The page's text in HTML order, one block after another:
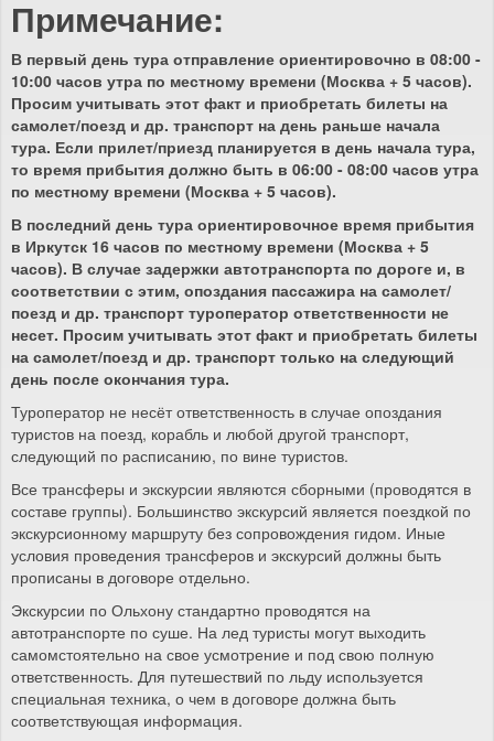
Примечание:
В первый день тура отправление ориентировочно в 08:00 -
10:00 часов утра по местному времени (Москва + 5 часов).
Просим учитывать этот факт и приобретать билеты на
самолет/поезд и др. транспорт на день раньше начала
тура. Если прилет/приезд планируется в день начала тура,
то время прибытия должно быть в 06:00 - 08:00 часов утра
по местному времени (Москва + 5 часов).
В последний день тура ориентировочное время прибытия
в Иркутск 16 часов по местному времени (Москва + 5
часов). В случае задержки автотранспорта по дороге и, в
соответствии с этим, опоздания пассажира на самолет/
поезд и др. транспорт туроператор ответственности не
несет. Просим учитывать этот факт и приобретать билеты
на самолет/поезд и др. транспорт только на следующий
день после окончания тура.
Туроператор не несёт ответственность в случае опоздания
туристов на поезд, корабль и любой другой транспорт,
следующий по расписанию, по вине туристов.
Все трансферы и экскурсии являются сборными (проводятся в
составе группы). Большинство экскурсий является поездкой по
экскурсионному маршруту без сопровождения гидом. Иные
условия проведения трансферов и экскурсий должны быть
прописаны в договоре отдельно.
Экскурсии по Ольхону стандартно проводятся на
автотранспорте по суше. На лед туристы могут выходить
самомстоятельно на свое усмотрение и под свою полную
ответственность. Для путешествий по льду используется
специальная техника, о чем в договоре должна быть
соответствующая информация.